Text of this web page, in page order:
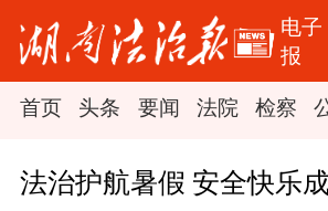
电子
报
首页 头条 要闻 法院 检察
法治护航暑假 安全快乐